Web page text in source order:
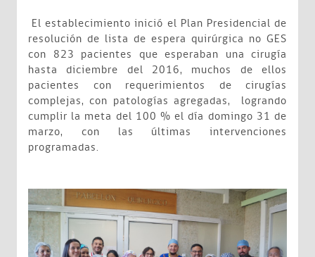
El establecimiento inició el Plan Presidencial de
resolución de lista de espera quirúrgica no GES
con 823 pacientes que esperaban una cirugía
hasta diciembre del 2016, muchos de ellos
pacientes con requerimientos de cirugías
complejas, con patologías agregadas, logrando
cumplir la meta del 100 % el día domingo 31 de
marzo, con las últimas intervenciones
programadas.